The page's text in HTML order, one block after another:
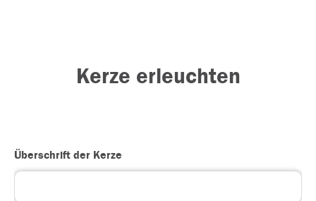
Kerze erleuchten
Überschrift der Kerze